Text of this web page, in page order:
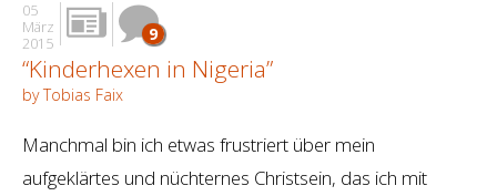
05
März
2015
9
“Kinderhexen in Nigeria”
by Tobias Faix
Manchmal bin ich etwas frustriert über mein
aufgeklärtes und nüchternes Christsein, das ich mit